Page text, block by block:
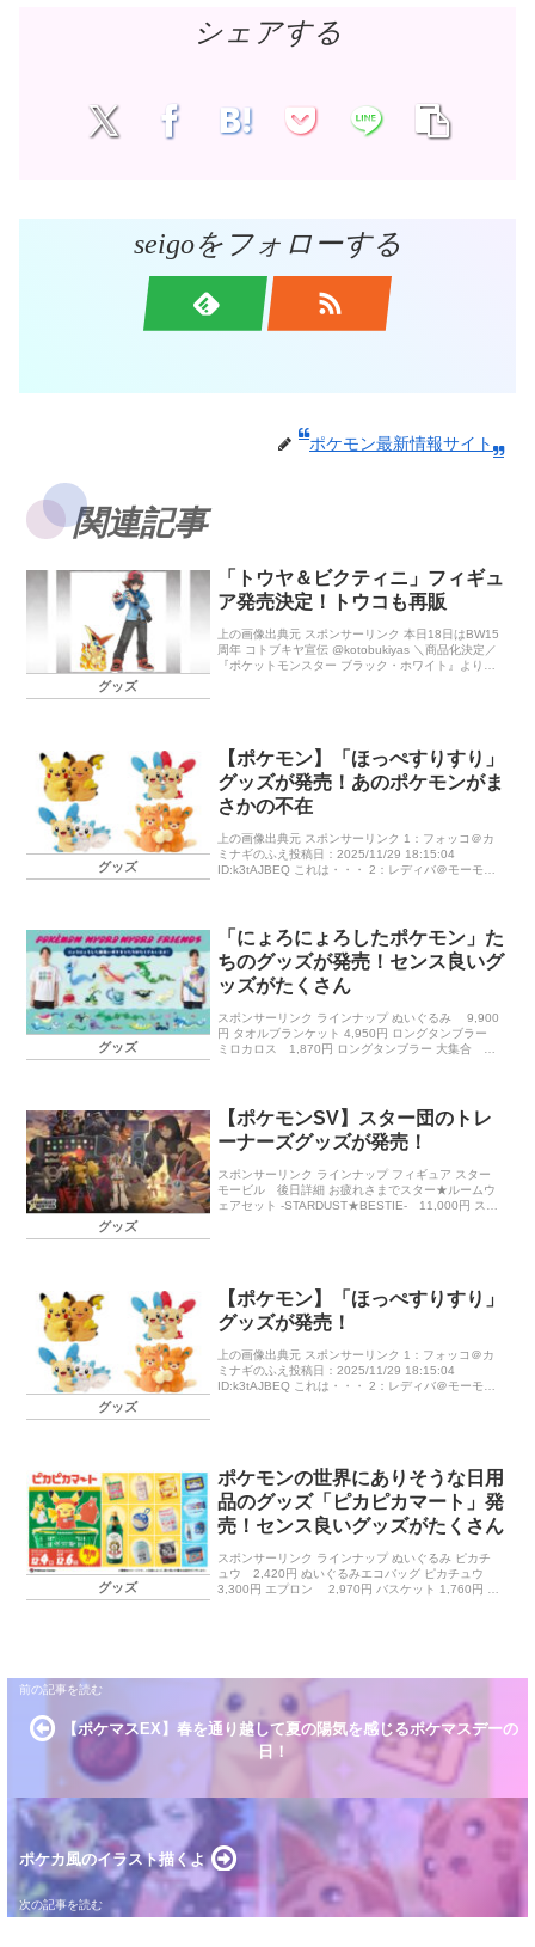
シェアする
seigoをフォローする
ポケモン最新情報サイト
関連記事
グッズ
「トウヤ＆ビクティニ」フィギュ
ア発売決定！トウコも再販
上の画像出典元 スポンサーリンク 本日18日はBW15
周年 コトブキヤ宣伝 @kotobukiyas ＼商品化決定／
『ポケットモンスター ブラック・ホワイト』より
グッズ
【ポケモン】「ほっぺすりすり」
グッズが発売！あのポケモンがま
さかの不在
上の画像出典元 スポンサーリンク 1：フォッコ＠カ
ミナギのふえ投稿日：2025/11/29 18:15:04
ID:k3tAJBEQ これは・・・ 2：レディバ＠モーモー
グッズ
「にょろにょろしたポケモン」た
ちのグッズが発売！センス良いグ
ッズがたくさん
スポンサーリンク ラインナップ ぬいぐるみ 9,900
円 タオルブランケット 4,950円 ロングタンブラー
ミロカロス 1,870円 ロングタンブラー 大集合
グッズ
【ポケモンSV】スター団のトレ
ーナーズグッズが発売！
スポンサーリンク ラインナップ フィギュア スター
モービル 後日詳細 お疲れさまでスター★ルームウ
ェアセット -STARDUST★BESTIE- 11,000円 スウ
グッズ
【ポケモン】「ほっぺすりすり」
グッズが発売！
上の画像出典元 スポンサーリンク 1：フォッコ＠カ
ミナギのふえ投稿日：2025/11/29 18:15:04
ID:k3tAJBEQ これは・・・ 2：レディバ＠モーモー
グッズ
ポケモンの世界にありそうな日用
品のグッズ「ピカピカマート」発
売！センス良いグッズがたくさん
スポンサーリンク ラインナップ ぬいぐるみ ピカチ
ュウ 2,420円 ぬいぐるみエコバッグ ピカチュウ
3,300円 エプロン 2,970円 バスケット 1,760円 ポ
【ポケマスEX】春を通り越して夏の陽気を感じるポケマスデーの
日！
ポケカ風のイラスト描くよ